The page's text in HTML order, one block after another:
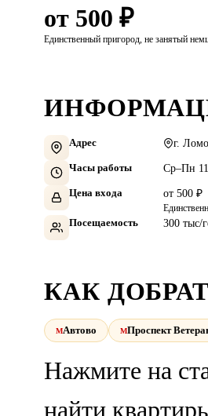
от 500 ₽
Единственный пригород, не занятый
Адрес г.
Часы работы Ср–Пн
Цена входа от 500 ₽
Посещаемость 300 тыс/
КАК
Автово Проспект
Нажмите на
найти